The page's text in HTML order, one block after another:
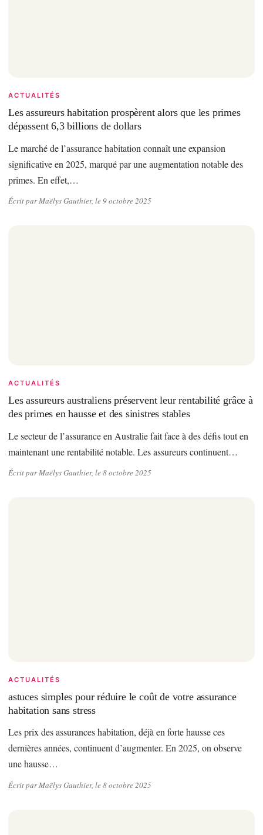
ACTUALITÉS
Les assureurs habitation prospèrent alors que les primes
dépassent 6,3 billions de dollars
Le marché de l’assurance habitation connaît une expansion
significative en 2025, marqué par une augmentation notable des
primes. En effet,…
Écrit par Maëlys Gauthier, le 9 octobre 2025
ACTUALITÉS
Les assureurs australiens préservent leur rentabilité grâce à
des primes en hausse et des sinistres stables
Le secteur de l’assurance en Australie fait face à des défis tout en
maintenant une rentabilité notable. Les assureurs continuent…
Écrit par Maëlys Gauthier, le 8 octobre 2025
ACTUALITÉS
astuces simples pour réduire le coût de votre assurance
habitation sans stress
Les prix des assurances habitation, déjà en forte hausse ces
dernières années, continuent d’augmenter. En 2025, on observe
une hausse…
Écrit par Maëlys Gauthier, le 8 octobre 2025